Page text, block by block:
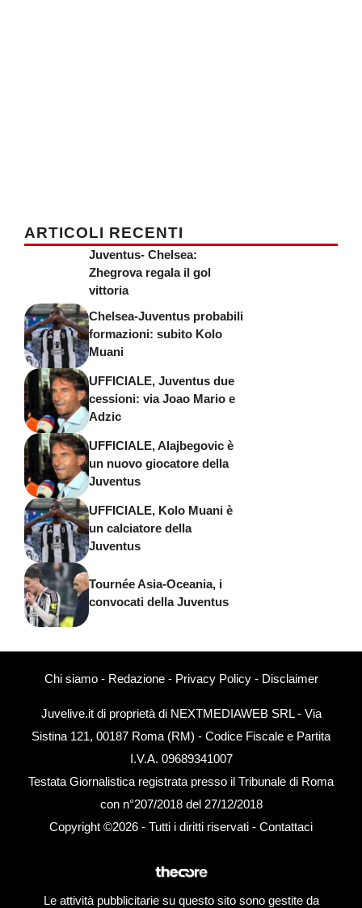
ARTICOLI RECENTI
Juventus- Chelsea:
Zhegrova regala il gol
vittoria
Chelsea-Juventus probabili
formazioni: subito Kolo
Muani
UFFICIALE, Juventus due
cessioni: via Joao Mario e
Adzic
UFFICIALE, Alajbegovic è
un nuovo giocatore della
Juventus
UFFICIALE, Kolo Muani è
un calciatore della
Juventus
Tournée Asia-Oceania, i
convocati della Juventus
Chi siamo- Redazione- Privacy Policy- Disclaimer
Juvelive.it di proprietà di NEXTMEDIAWEB SRL - Via
Sistina 121, 00187 Roma (RM) - Codice Fiscale e Partita
I.V.A. 09689341007
Testata Giornalistica registrata presso il Tribunale di Roma
con n°207/2018 del 27/12/2018
Copyright ©2026 - Tutti i diritti riservati - Contattaci
Le attività pubblicitarie su questo sito sono gestite da